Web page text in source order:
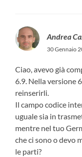
Andrea
30 Gennaio
Ciao, avevo già
6.9. Nella versione
reinserirli.
Il campo codice
uguale sia in
mentre nel tuo
che ci sono o devo
le parti?